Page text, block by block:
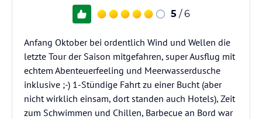
5 / 6
Anfang Oktober bei ordentlich Wind und Wellen die
letzte Tour der Saison mitgefahren, super Ausflug mit
echtem Abenteuerfeeling und Meerwasserdusche
inklusive ;-) 1-Stündige Fahrt zu einer Bucht (aber
nicht wirklich einsam, dort standen auch Hotels), Zeit
zum Schwimmen und Chillen, Barbecue an Bord war